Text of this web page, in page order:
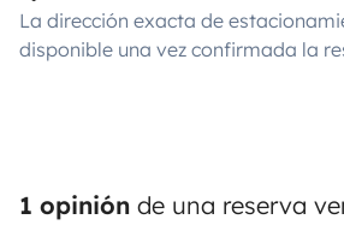
La dirección exacta de
disponible una vez confirmada la
1 opinión de una reserva